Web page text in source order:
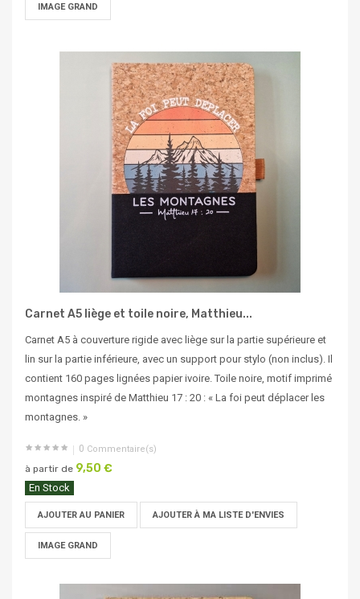
IMAGE GRAND
Carnet A5 liège et toile noire, Matthieu...
Carnet A5 à couverture rigide avec liège sur la partie supérieure et
lin sur la partie inférieure, avec un support pour stylo (non inclus). Il
contient 160 pages lignées papier ivoire. Toile noire, motif imprimé
montagnes inspiré de Matthieu 17 : 20 : « La foi peut déplacer les
montagnes. »
0 Commentaire(s)
à partir de 9,50 €
En Stock
AJOUTER AU PANIER AJOUTER À MA LISTE D'ENVIES
IMAGE GRAND